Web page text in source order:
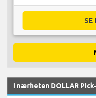
SE
I nærheten DOLLAR